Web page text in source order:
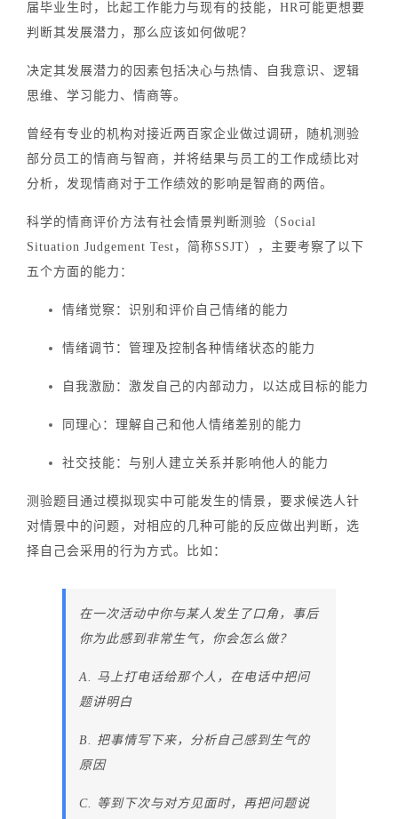
届毕业生时，比起工作能力与现有的技能，HR可能更想要
判断其发展潜力，那么应该如何做呢？
决定其发展潜力的因素包括决心与热情、自我意识、逻辑
思维、学习能力、情商等。
曾经有专业的机构对接近两百家企业做过调研，随机测验
部分员工的情商与智商，并将结果与员工的工作成绩比对
分析，发现情商对于工作绩效的影响是智商的两倍。
科学的情商评价方法有社会情景判断测验（Social
Situation Judgement Test，简称SSJT），主要考察了以下
五个方面 的能力：
情绪觉察：识别和评价自己情绪的能力
情绪调节：管理及控制各种情绪状态的能力
自我激励：激发自己的内部动力，以达成目标的能力
同理心：理解自己和他人情绪差别的能力
社交技能：与别人建立关系并影响他人的能力
测验题目通过模拟现实中可能发生的情景，要求候选人针
对情景中的问题，对相应的几种可能的反应做出判断，选
择自己会采用的行为方式。比如：
在一次活动中你与某人发生了口角，事后
你为此感到非常生气，你会怎么做？
A. 马上打电话给那个人，在电话中把问
题讲明白
B. 把事情写下来，分析自己感到生气的
原因
C. 等到下次与对方见面时，再把问题说